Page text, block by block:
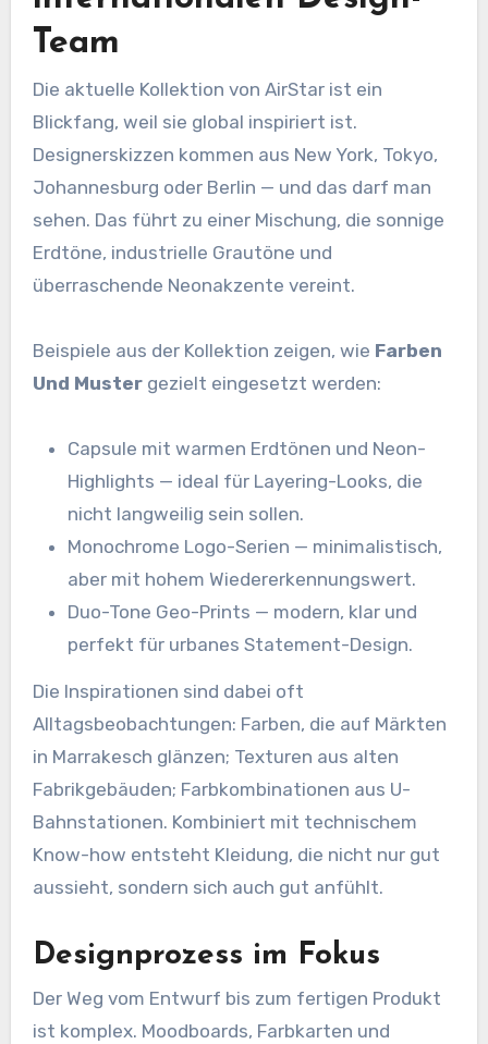
Team
Die aktuelle Kollektion von AirStar ist ein
Blickfang, weil sie global inspiriert ist.
Designerskizzen kommen aus New York, Tokyo,
Johannesburg oder Berlin — und das darf man
sehen. Das führt zu einer Mischung, die sonnige
Erdtöne, industrielle Grautöne und
überraschende Neonakzente vereint.
Beispiele aus der Kollektion zeigen, wie Farben
Und Mustergezielt eingesetzt werden:
Capsule mit warmen Erdtönen und Neon-
Highlights — ideal für Layering-Looks, die
nicht langweilig sein sollen.
Monochrome Logo-Serien — minimalistisch,
aber mit hohem Wiedererkennungswert.
Duo-Tone Geo-Prints — modern, klar und
perfekt für urbanes Statement-Design.
Die Inspirationen sind dabei oft
Alltagsbeobachtungen: Farben, die auf Märkten
in Marrakesch glänzen; Texturen aus alten
Fabrikgebäuden; Farbkombinationen aus U-
Bahnstationen. Kombiniert mit technischem
Know-how entsteht Kleidung, die nicht nur gut
aussieht, sondern sich auch gut anfühlt.
Designprozess im Fokus
Der Weg vom Entwurf bis zum fertigen Produkt
ist komplex. Moodboards, Farbkarten und